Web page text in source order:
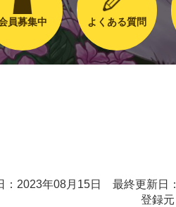
員募集中 よくある質問
：2023年08月15日 最終更新日
登録元